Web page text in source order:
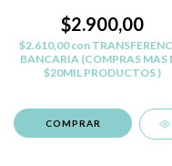
$2.900,00
$2.610,00con
BANCARIA (COMPRAS MAS
$20MIL PRODUCTOS )